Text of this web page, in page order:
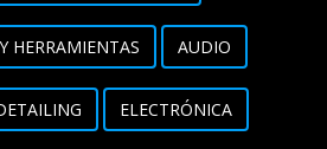
Barras
Detailing
Electrónica
HERRAMIENTAS AUDIO
ELECTRÓNICA